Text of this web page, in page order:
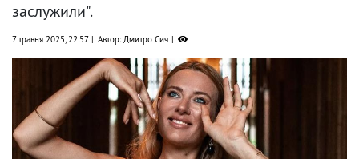
заслужили".
7 травня 2025, 22:57 Автор: Дмитро Сич